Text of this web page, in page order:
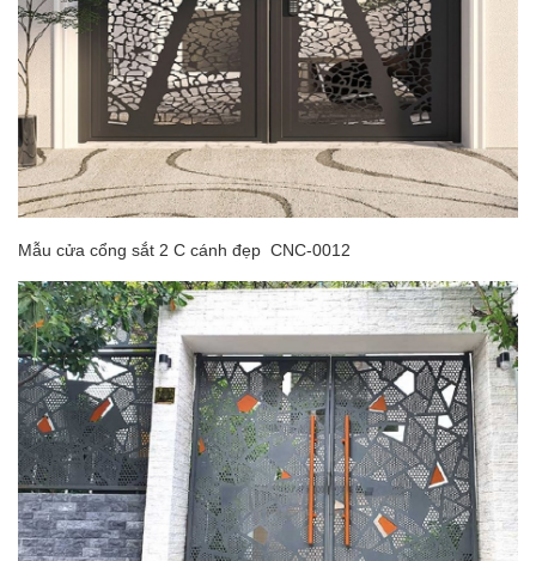
Mẫu cửa cổng sắt 2 C cánh đẹp CNC-0012